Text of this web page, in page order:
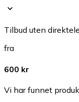
Tilbud uten
fra
600 kr
Vi har funnet